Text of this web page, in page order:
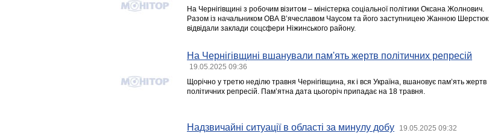
На Чернігівщині з робочим візитом – міністерка соціальної політики Оксана Жолнович.
Разом із начальником ОВА В’ячеславом Чаусом та його заступницею Жанною Шерстюк
відвідали заклади соцсфери Ніжинського району.
На Чернігівщині вшанували пам'ять жертв політичних репресій
19.05.2025 09:36
Щорічно у третю неділю травня Чернігівщина, як і вся Україна, вшановує пам’ять жертв
політичних репресій. Пам’ятна дата цьогоріч припадає на 18 травня.
Надзвичайні ситуації в області за минулу добу 19.05.2025 09:32